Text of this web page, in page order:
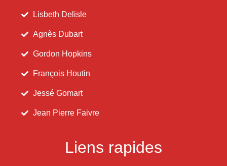
Lisbeth Delisle
Agnès Dubart
Gordon Hopkins
François Houtin
Jessé Gomart
Jean Pierre Faivre
Liens rapides